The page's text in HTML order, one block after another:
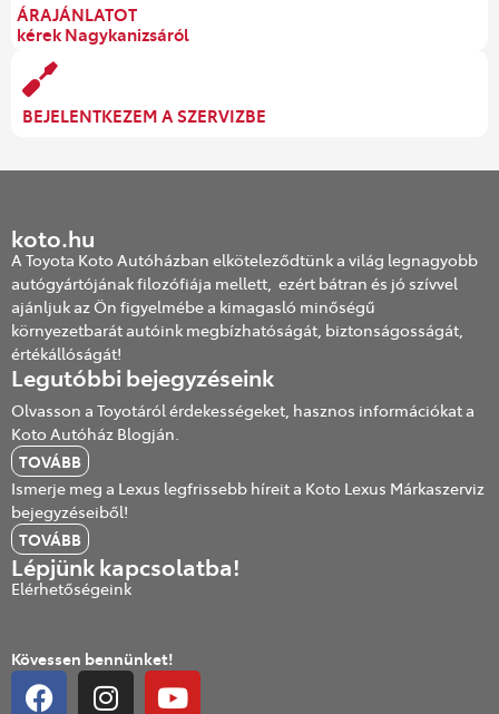
ÁRAJÁNLATOT
kérek Nagykanizsáról
BEJELENTKEZEM A SZERVIZBE
koto.hu
A Toyota Koto Autóházban elköteleződtünk a világ legnagyobb
autógyártójának filozófiája mellett, ezért bátran és jó szívvel
ajánljuk az Ön figyelmébe a kimagasló minőségű
környezetbarát autóink megbízhatóságát, biztonságosságát,
értékállóságát!
Legutóbbi bejegyzéseink
Olvasson a Toyotáról érdekességeket, hasznos információkat a
Koto Autóház Blogján.
TOVÁBB
Ismerje meg a Lexus legfrissebb híreit a Koto Lexus Márkaszerviz
bejegyzéseiből!
TOVÁBB
Lépjünk kapcsolatba!
Elérhetőségeink
Kövessen bennünket!